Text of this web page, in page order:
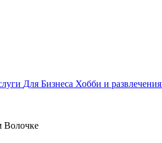
Для Бизнеса Хобби и развлечения
Волочке